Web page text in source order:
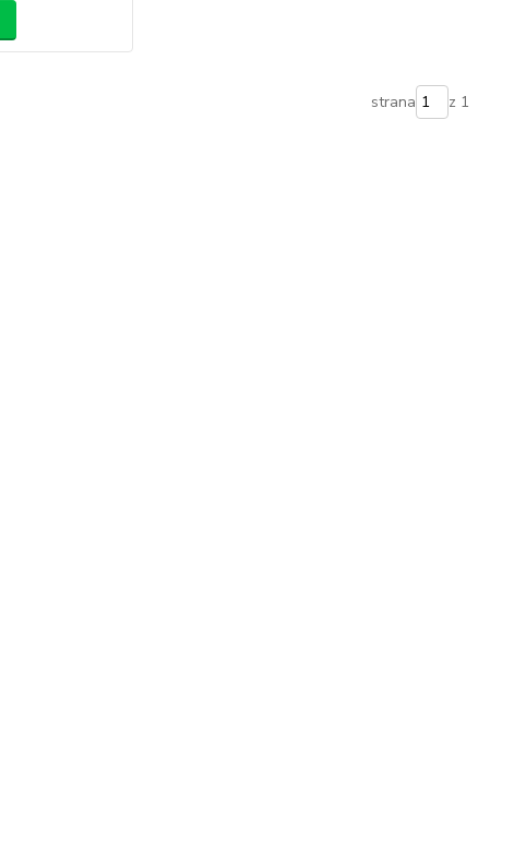
strana z 1